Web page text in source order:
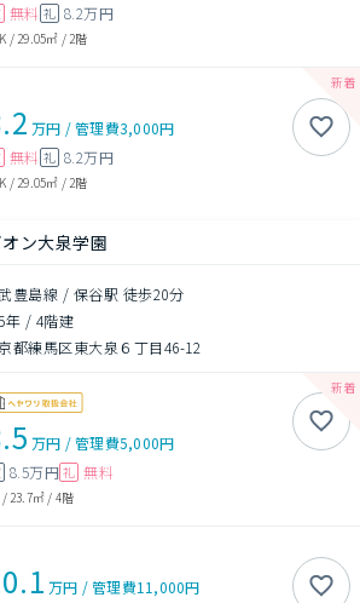
無料 礼 8.2万円
/29.05㎡ /2階
万円 /管理費3,000円
無料 礼 8.2万円
/ 29.05㎡ / 2階
ン大泉学園
豊島線 / 保谷駅 徒歩20分
年 / 4階建
都練馬区東大泉６丁目46-12
万円 /管理費5,000円
8.5万円 礼 無料
/23.7㎡ / 4階
万円 /管理費11,000円